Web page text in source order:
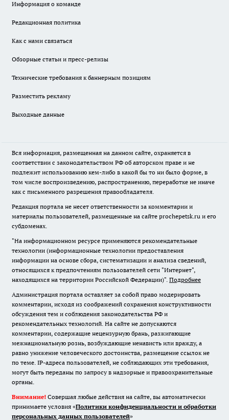
Информация о команде
Редакционная политика
Как с нами связаться
Обзорные статьи и пресс-релизы
Технические требования к баннерным позициям
Разместить рекламу
Выходные данные
Вся информация, размещенная на данном сайте, охраняется в
соответствии с законодательством РФ об авторском праве и не
подлежит использованию кем-либо в какой бы то ни было форме, в
том числе воспроизведению, распространению, переработке не иначе
как с письменного разрешения правообладателя.
Редакция портала не несет ответственности за комментарии и
материалы пользователей, размещенные на сайте prochepetsk.ru и его
субдоменах.
"На информационном ресурсе применяются рекомендательные
технологии (информационные технологии предоставления
информации на основе сбора, систематизации и анализа сведений,
относящихся к предпочтениям пользователей сети "Интернет",
находящихся на территории Российской Федерации)". Подробнее
Администрация портала оставляет за собой право модерировать
комментарии, исходя из соображений сохранения конструктивности
обсуждения тем и соблюдения законодательства РФ и
рекомендательных технологий. На сайте не допускаются
комментарии, содержащие нецензурную брань, разжигающие
межнациональную рознь, возбуждающие ненависть или вражду, а
равно унижение человеческого достоинства, размещение ссылок не
по теме. IP-адреса пользователей, не соблюдающих эти требования,
могут быть переданы по запросу в надзорные и правоохранительные
органы.
Внимание! Совершая любые действия на сайте, вы автоматически
принимаете условия «Политики конфиденциальности и обработки
персональных данных пользователей»